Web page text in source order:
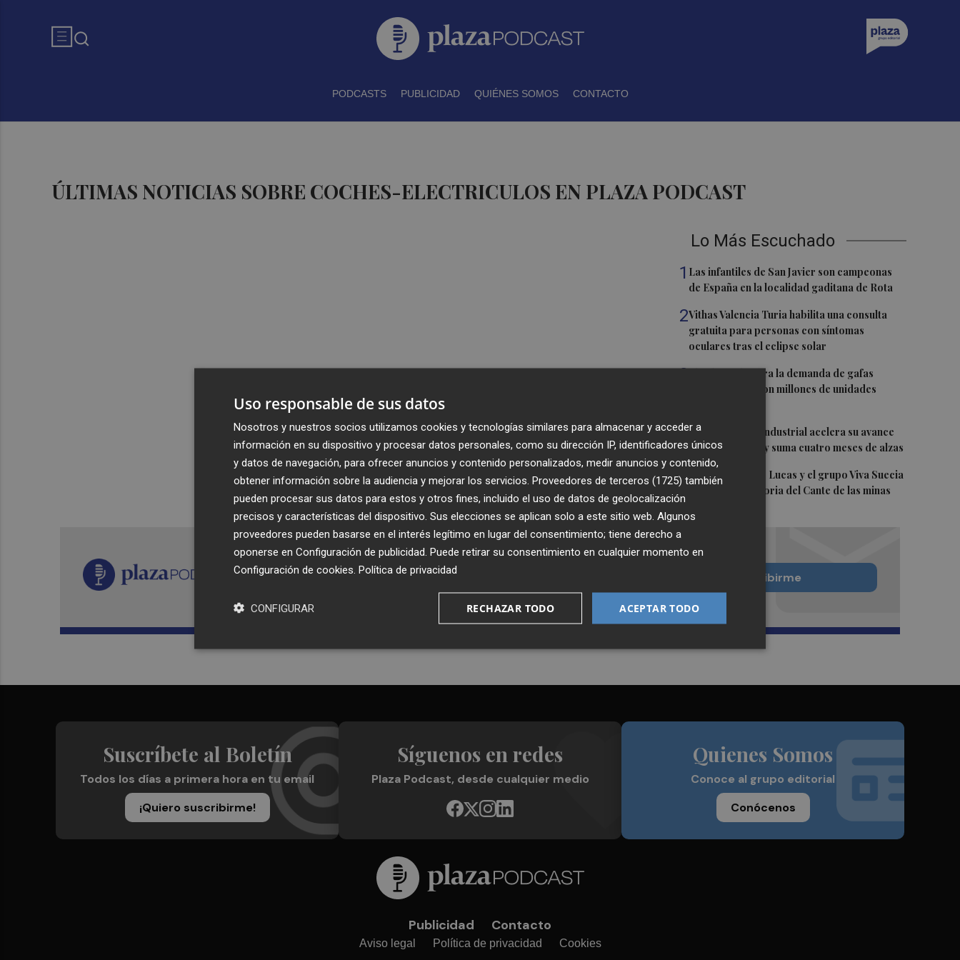
PODCASTS PUBLICIDAD QUIÉNES SOMOS CONTACTO
ÚLTIMAS NOTICIAS SOBRE COCHES-ELECTRICULOS EN PLAZA PODCAST
Lo Más Escuchado
1 Las infantiles de San Javier son campeonas
de España en la localidad gaditana de Rota
2Vithas Valencia Turia habilita una consulta
gratuita para personas con síntomas
oculares tras el eclipse solar
3El eclipse dispara la demanda de gafas
homologadas con millones de unidades
4La producción industrial acelera su avance
en junio al 3,8% y suma cuatro meses de alzas
5 El poeta Antonio Lucas y el grupo Viva Suecia
entran en la historia del Cante de las minas
Recibe toda la actualidad de
Plaza Podcast en tu correo
Quiero suscribirme
Suscríbete al Boletín
Todos los días a primera hora en tu email
¡Quiero suscribirme!
Síguenos en redes
Plaza Podcast, desde cualquier medio
Quienes Somos
Conoce al grupo editorial
Conócenos
Publicidad Contacto
Aviso legal Política de privacidad Cookies
Uso responsable de sus datos
Nosotros y nuestros socios utilizamos cookies y tecnologías similares para almacenar y acceder a
información en su dispositivo y procesar datos personales, como su dirección IP, identificadores únicos
y datos de navegación, para ofrecer anuncios y contenido personalizados, medir anuncios y contenido,
obtener información sobre la audiencia y mejorar los servicios. Proveedores de terceros (1725) también
pueden procesar sus datos para estos y otros fines, incluido el uso de datos de geolocalización
precisos y características del dispositivo. Sus elecciones se aplican solo a este sitio web. Algunos
proveedores pueden basarse en el interés legítimo en lugar del consentimiento; tiene derecho a
oponerse en Configuración de publicidad . Puede retirar su consentimiento en cualquier momento en
Configuración de cookies Política de privacidad
ACEPTAR TODO
RECHAZAR TODO
CONFIGURAR